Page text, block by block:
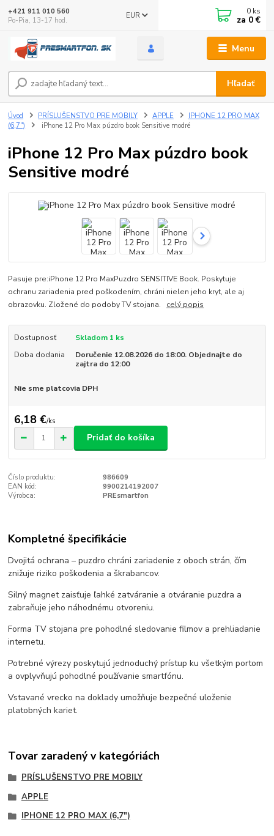
Menu
EUR
Hľadať
+421 911 010 560
Po-Pia, 13-17 hod.
0 ks
za 0 €
Úvod PRÍSLUŠENSTVO PRE MOBILY APPLE
IPHONE 12 PRO MAX
(6,7")
iPhone 12 Pro Max púzdro book Sensitive modré
iPhone 12 Pro Max púzdro book
Sensitive modré
Pasuje pre:iPhone 12 Pro MaxPuzdro SENSITIVE Book. Poskytuje
ochranu zariadenia pred poškodením, chráni nielen jeho kryt, ale aj
obrazovku. Zložené do podoby TV stojana. celý popis
Dostupnosť
Skladom 1 ks
Doba dodania
Doručenie 12.08.2026 do 18:00. Objednajte do
zajtra do 12:00
Nie sme platcovia DPH
6,18 €/ks
Pridať do košíka
Číslo produktu:
986609
EAN kód:
9900214192007
Výrobca:
PREsmartfon
Kompletné špecifikácie
Dvojitá ochrana – puzdro chráni zariadenie z oboch strán, čím
znižuje riziko poškodenia a škrabancov.
Silný magnet zaisťuje ľahké zatváranie a otváranie puzdra a
zabraňuje jeho náhodnému otvoreniu.
Forma TV stojana pre pohodlné sledovanie filmov a prehliadanie
internetu.
Potrebné výrezy poskytujú jednoduchý prístup ku všetkým portom
a ovplyvňujú pohodlné používanie smartfónu.
Vstavané vrecko na doklady umožňuje bezpečné uloženie
platobných kariet.
Tovar zaradený v kategóriách
PRÍSLUŠENSTVO PRE MOBILY
APPLE
IPHONE 12 PRO MAX (6,7")